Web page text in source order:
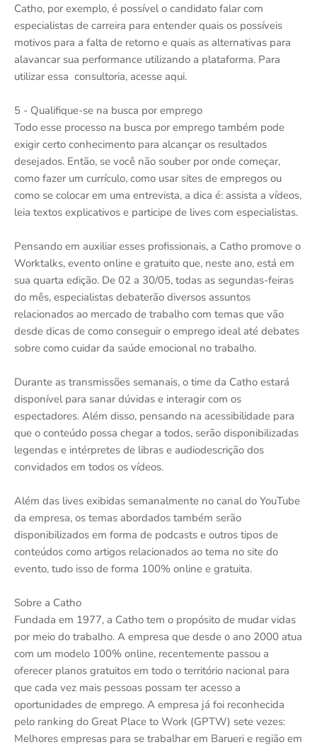
Catho, por exemplo, é possível o candidato falar com
especialistas de carreira para entender quais os possíveis
motivos para a falta de retorno e quais as alternativas para
alavancar sua performance utilizando a plataforma. Para
utilizar essa consultoria, acesse aqui.
5 - Qualifique-se na busca por emprego
Todo esse processo na busca por emprego também pode
exigir certo conhecimento para alcançar os resultados
desejados. Então, se você não souber por onde começar,
como fazer um currículo, como usar sites de empregos ou
como se colocar em uma entrevista, a dica é: assista a vídeos,
leia textos explicativos e participe de lives com especialistas.
Pensando em auxiliar esses profissionais, a Catho promove o
Worktalks, evento online e gratuito que, neste ano, está em
sua quarta edição. De 02 a 30/05, todas as segundas-feiras
do mês, especialistas debaterão diversos assuntos
relacionados ao mercado de trabalho com temas que vão
desde dicas de como conseguir o emprego ideal até debates
sobre como cuidar da saúde emocional no trabalho.
Durante as transmissões semanais, o time da Catho estará
disponível para sanar dúvidas e interagir com os
espectadores. Além disso, pensando na acessibilidade para
que o conteúdo possa chegar a todos, serão disponibilizadas
legendas e intérpretes de libras e audiodescrição dos
convidados em todos os vídeos.
Além das lives exibidas semanalmente no canal do YouTube
da empresa, os temas abordados também serão
disponibilizados em forma de podcasts e outros tipos de
conteúdos como artigos relacionados ao tema no site do
evento, tudo isso de forma 100% online e gratuita.
Sobre a Catho
Fundada em 1977, a Catho tem o propósito de mudar vidas
por meio do trabalho. A empresa que desde o ano 2000 atua
com um modelo 100% online, recentemente passou a
oferecer planos gratuitos em todo o território nacional para
que cada vez mais pessoas possam ter acesso a
oportunidades de emprego. A empresa já foi reconhecida
pelo ranking do Great Place to Work (GPTW) sete vezes:
Melhores empresas para se trabalhar em Barueri e região em